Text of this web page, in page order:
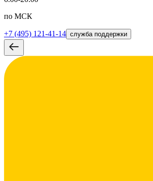
по МСК
+7 (495) 121-41-14 служба поддержки